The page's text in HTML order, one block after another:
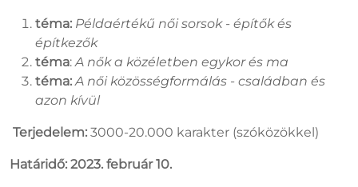
téma: Példaértékű női sorsok - építők és
építkezők
téma: A nők a közéletben egykor és ma
téma: A női közösségformálás - családban és
azon kívül
Terjedelem: 3000-20.000 karakter (szóközökkel)
Határidő: 2023. február 10.